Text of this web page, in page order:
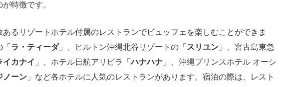
特徴です。
るリゾートホテル付属のレストランでビュッフェを楽しむことができま
ラ・ティーダ」、ヒルトン沖縄北谷リゾートの「 スリユン 」、宮古島東急
イカナイ 」、ホテル日航アリビラ「ハナハナ 」、沖縄プリンスホテル オーシ
ノーン 」など各ホテルに人気のレストランがあります。宿泊の際は、レスト